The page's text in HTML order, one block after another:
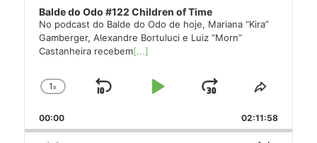
Balde do Odo #122 Children of Time
No podcast do Balde do Odo de hoje, Mariana “Kira”
Gamberger, Alexandre Bortuluci e Luiz “Morn”
Castanheira recebem[...]
Change
Rate
1x
Skip
Play
Jump
Forward
Share
Episode
00:00 02:11:58